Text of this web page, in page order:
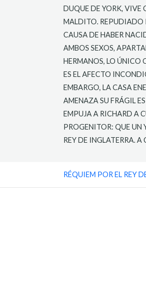
DUQUE DE YORK, VIVE
MALDITO. REPUDIADO
CAUSA DE HABER
AMBOS SEXOS,
HERMANOS, LO ÚNICO
ES EL AFECTO
EMBARGO, LA CASA
AMENAZA SU FRÁGIL
EMPUJA A RICHARD A
PROGENITOR: QUE UN
REY DE INGLATERRA.
RÉQUIEM POR EL REY